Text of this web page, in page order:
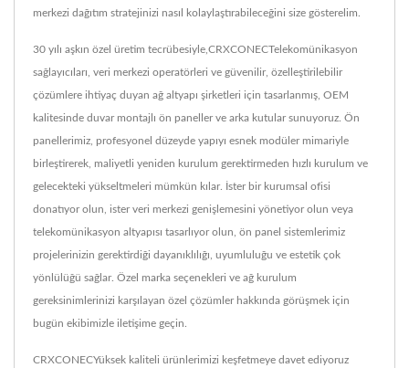
merkezi dağıtım stratejinizi nasıl kolaylaştırabileceğini size gösterelim.
30 yılı aşkın özel üretim tecrübesiyle,CRXCONECTelekomünikasyon
sağlayıcıları, veri merkezi operatörleri ve güvenilir, özelleştirilebilir
çözümlere ihtiyaç duyan ağ altyapı şirketleri için tasarlanmış, OEM
kalitesinde duvar montajlı ön paneller ve arka kutular sunuyoruz. Ön
panellerimiz, profesyonel düzeyde yapıyı esnek modüler mimariyle
birleştirerek, maliyetli yeniden kurulum gerektirmeden hızlı kurulum ve
gelecekteki yükseltmeleri mümkün kılar. İster bir kurumsal ofisi
donatıyor olun, ister veri merkezi genişlemesini yönetiyor olun veya
telekomünikasyon altyapısı tasarlıyor olun, ön panel sistemlerimiz
projelerinizin gerektirdiği dayanıklılığı, uyumluluğu ve estetik çok
yönlülüğü sağlar. Özel marka seçenekleri ve ağ kurulum
gereksinimlerinizi karşılayan özel çözümler hakkında görüşmek için
bugün ekibimizle iletişime geçin.
CRXCONECYüksek kaliteli ürünlerimizi keşfetmeye davet ediyoruz